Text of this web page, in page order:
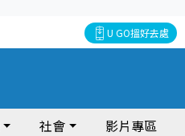
U GO搵好去處
社會 影片專區